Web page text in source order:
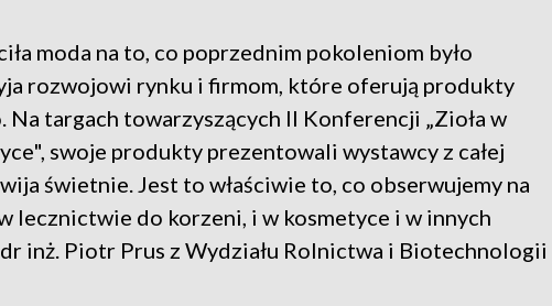
moda na to, co poprzednim pokoleniom było
rozwojowi rynku i firmom, które oferują produkty
targach towarzyszących II Konferencji „Zioła w
swoje produkty prezentowali wystawcy z całej
świetnie. Jest to właściwie to, co obserwujemy na
lecznictwie do korzeni, i w kosmetyce i w innych
inż. Piotr Prus z Wydziału Rolnictwa i Biotechnologii